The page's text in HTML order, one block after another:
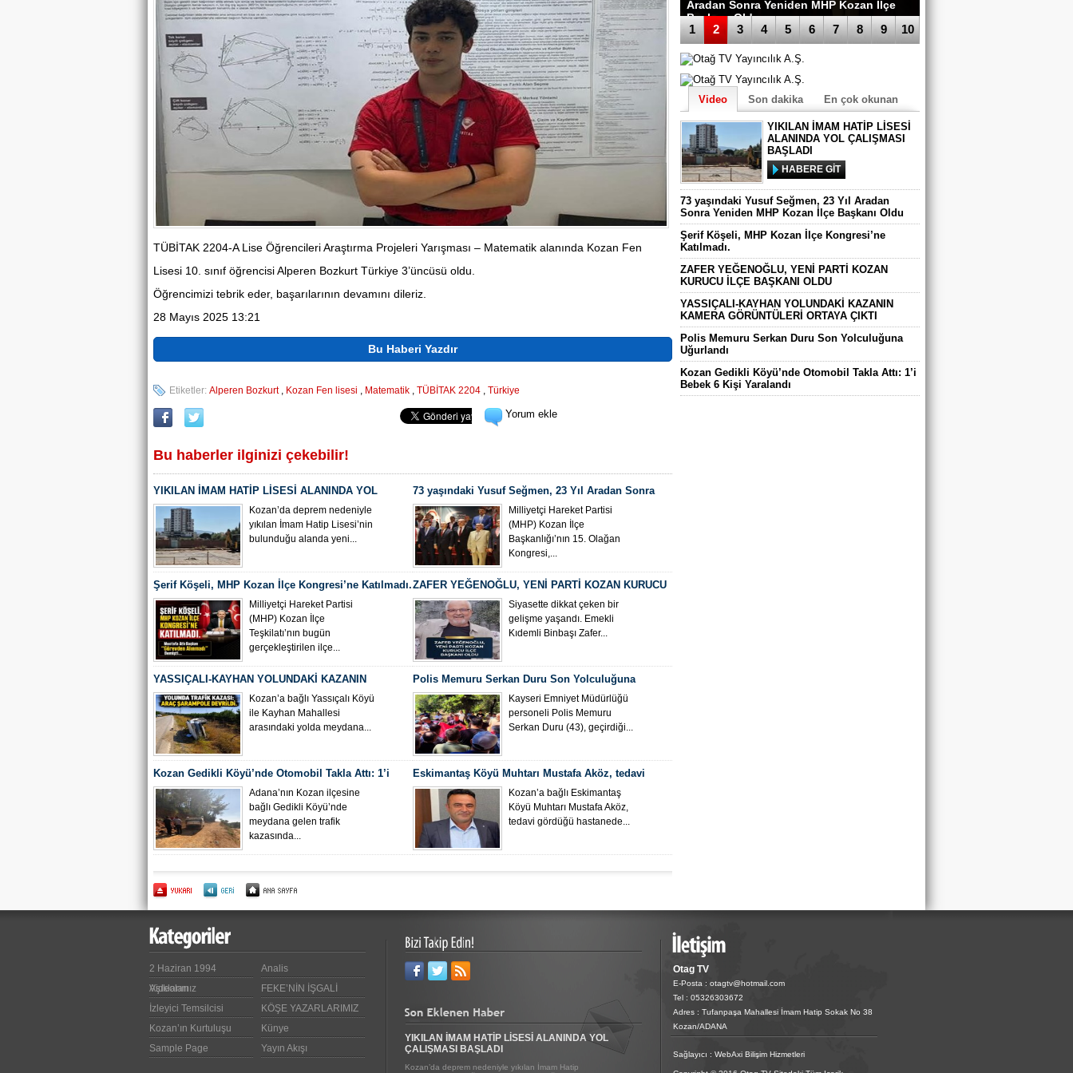
Aradan Sonra Yeniden MHP Kozan İlçe
Başkanı Oldu
1 2 3 4 5 6 7 8 9 10
Video Son dakika En çok okunan
YIKILAN İMAM HATİP LİSESİ
ALANINDA YOL ÇALIŞMASI
BAŞLADI
HABERE GİT
73 yaşındaki Yusuf Seğmen, 23 Yıl Aradan
Sonra Yeniden MHP Kozan İlçe Başkanı Oldu
Şerif Köşeli, MHP Kozan İlçe Kongresi’ne
Katılmadı.
ZAFER YEĞENOĞLU, YENİ PARTİ KOZAN
KURUCU İLÇE BAŞKANI OLDU
YASSIÇALI-KAYHAN YOLUNDAKİ KAZANIN
KAMERA GÖRÜNTÜLERİ ORTAYA ÇIKTI
Polis Memuru Serkan Duru Son Yolculuğuna
Uğurlandı
Kozan Gedikli Köyü’nde Otomobil Takla Attı: 1’i
Bebek 6 Kişi Yaralandı
TÜBİTAK 2204-A Lise Öğrencileri Araştırma Projeleri Yarışması – Matematik alanında Kozan Fen
Lisesi 10. sınıf öğrencisi Alperen Bozkurt Türkiye 3’üncüsü oldu.
Öğrencimizi tebrik eder, başarılarının devamını dileriz.
28 Mayıs 2025 13:21
Bu Haberi Yazdır
Etiketler: Alperen Bozkurt, Kozan Fen lisesi , Matematik , TÜBİTAK 2204 , Türkiye
Yorum ekle
Bu haberler ilginizi çekebilir!
YIKILAN İMAM HATİP LİSESİ ALANINDA YOL
ÇALIŞMASI BAŞLADIKozan’da deprem nedeniyle
yıkılan İmam Hatip Lisesi’nin
bulunduğu alanda yeni...
73 yaşındaki Yusuf Seğmen, 23 Yıl Aradan Sonra
Yeniden MHP Kozan İlçe Başkanı Oldu
Milliyetçi Hareket Partisi
(MHP) Kozan İlçe
Başkanlığı’nın 15. Olağan
Kongresi,...
Şerif Köşeli, MHP Kozan İlçe Kongresi’ne Katılmadı.
Milliyetçi Hareket Partisi
(MHP) Kozan İlçe
Teşkilatı’nın bugün
gerçekleştirilen ilçe...
ZAFER YEĞENOĞLU, YENİ PARTİ KOZAN KURUCU
İLÇE BAŞKANI OLDUSiyasette dikkat çeken bir
gelişme yaşandı. Emekli
Kıdemli Binbaşı Zafer...
YASSIÇALI-KAYHAN YOLUNDAKİ KAZANIN
KAMERA GÖRÜNTÜLERİ ORTAYA ÇIKTI
Kozan’a bağlı Yassıçalı Köyü
ile Kayhan Mahallesi
arasındaki yolda meydana...
Polis Memuru Serkan Duru Son Yolculuğuna
Uğurlandı
Kayseri Emniyet Müdürlüğü
personeli Polis Memuru
Serkan Duru (43), geçirdiği...
Kozan Gedikli Köyü’nde Otomobil Takla Attı: 1’i
Bebek 6 Kişi YaralandıAdana’nın Kozan ilçesine
bağlı Gedikli Köyü’nde
meydana gelen trafik
kazasında...
Eskimantaş Köyü Muhtarı Mustafa Aköz, tedavi
gördüğü hastanede hayatını kaybetti.
Kozan’a bağlı Eskimantaş
Köyü Muhtarı Mustafa Aköz,
tedavi gördüğü hastanede...
2 Haziran 1994
Videoları
Analis
Aşıklarımız
FEKE’NİN İŞGALİ
İzleyici Temsilcisi
KÖŞE YAZARLARIMIZ
Kozan’ın Kurtuluşu
Künye
Sample Page
Yayın Akışı
YIKILAN İMAM HATİP LİSESİ ALANINDA YOL
ÇALIŞMASI BAŞLADI
Kozan’da deprem nedeniyle yıkılan İmam Hatip
Otag TV
E-Posta : otagtv@hotmail.com
Tel : 05326303672
Adres : Tufanpaşa Mahallesi İmam Hatip Sokak No 38
Kozan/ADANA
Sağlayıcı : WebAxi Bilişim Hizmetleri